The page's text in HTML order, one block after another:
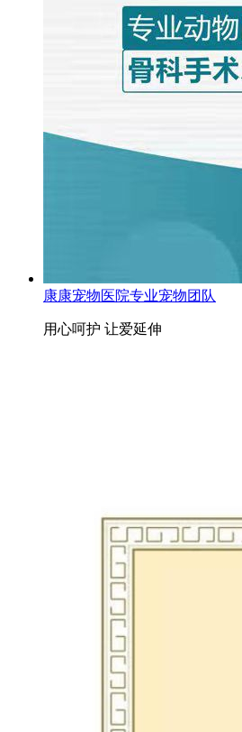
康康宠物医院专业宠物团队
用心呵护 让爱延伸